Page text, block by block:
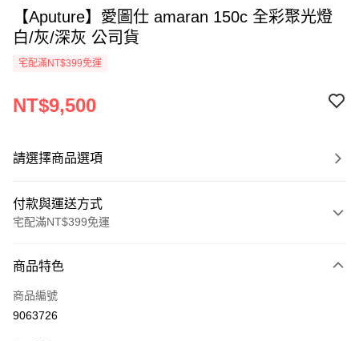
【Aputure】愛圖仕 amaran 150c 全彩聚光燈
白/灰/深灰 公司貨
宅配滿NT$399免運
NT$9,500
請選擇商品選項
付款與運送方式
宅配滿NT$399免運
信用卡一次付款
信用卡分期付款
商品特色
商品編號
9063726